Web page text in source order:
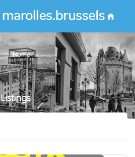
Home
Listings